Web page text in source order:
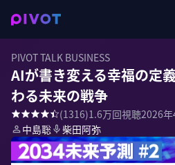
PIVOT TALK BUSINESS
AIが書き変える幸福の定
わる未来の戦争
(1316)1.6万回視聴2026年
中島聡
柴田阿弥